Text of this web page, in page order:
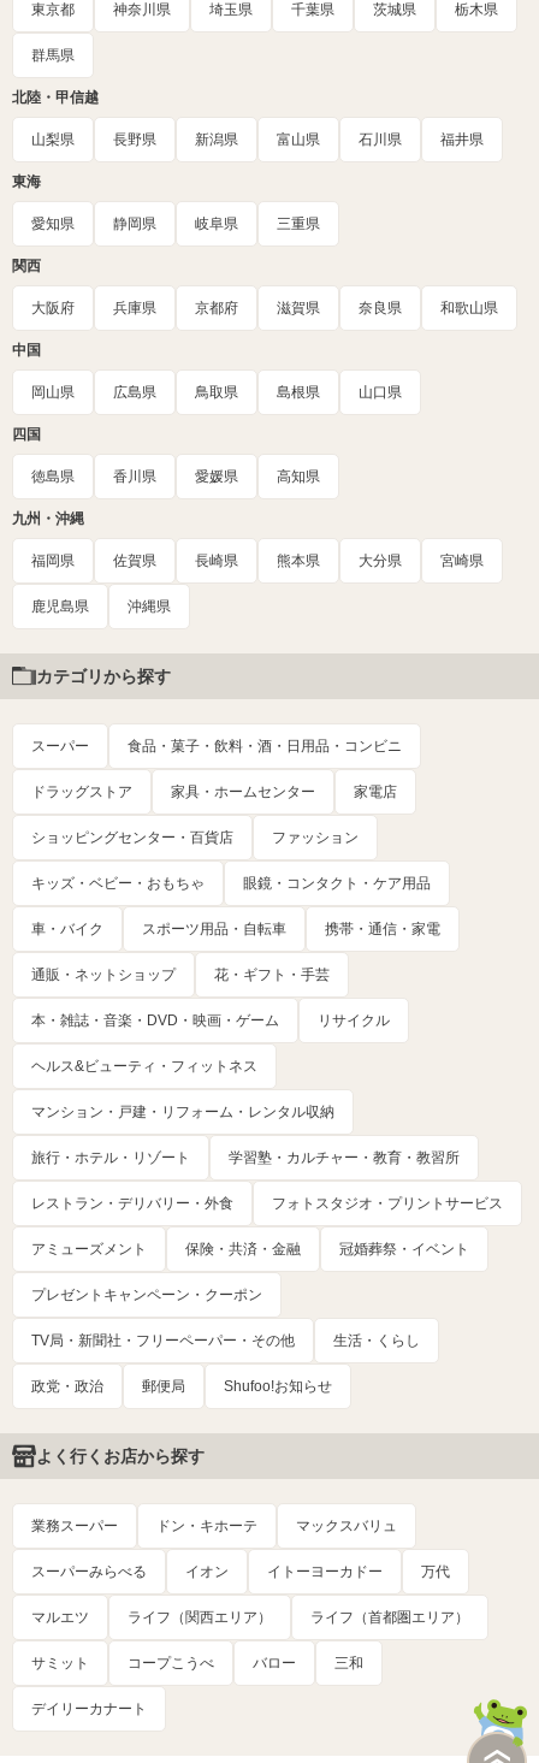
東京都 神奈川県 埼玉県 千葉県 茨城県 栃木県
群馬県
北陸・甲信越
山梨県 長野県 新潟県 富山県 石川県 福井県
東海
愛知県 静岡県 岐阜県 三重県
関西
大阪府 兵庫県 京都府 滋賀県 奈良県 和歌山県
中国
岡山県 広島県 鳥取県 島根県 山口県
四国
徳島県 香川県 愛媛県 高知県
九州・沖縄
福岡県 佐賀県 長崎県 熊本県 大分県 宮崎県
鹿児島県 沖縄県
カテゴリから探す
スーパー 食品・菓子・飲料・酒・日用品・コンビニ
ドラッグストア 家具・ホームセンター 家電店
ショッピングセンター・百貨店 ファッション
キッズ・ベビー・おもちゃ 眼鏡・コンタクト・ケア用品
車・バイク スポーツ用品・自転車 携帯・通信・家電
通販・ネットショップ 花・ギフト・手芸
本・雑誌・音楽・DVD・映画・ゲーム リサイクル
ヘルス&ビューティ・フィットネス
マンション・戸建・リフォーム・レンタル収納
旅行・ホテル・リゾート 学習塾・カルチャー・教育・教習所
レストラン・デリバリー・外食 フォトスタジオ・プリントサービス
アミューズメント 保険・共済・金融 冠婚葬祭・イベント
プレゼントキャンペーン・クーポン
TV局・新聞社・フリーペーパー・その他 生活・くらし
政党・政治 郵便局 Shufoo!お知らせ
よく行くお店から探す
業務スーパー ドン・キホーテ マックスバリュ
スーパーみらべる イオン イトーヨーカドー 万代
マルエツ ライフ（関西エリア） ライフ（首都圏エリア）
サミット コープこうべ バロー 三和
デイリーカナート